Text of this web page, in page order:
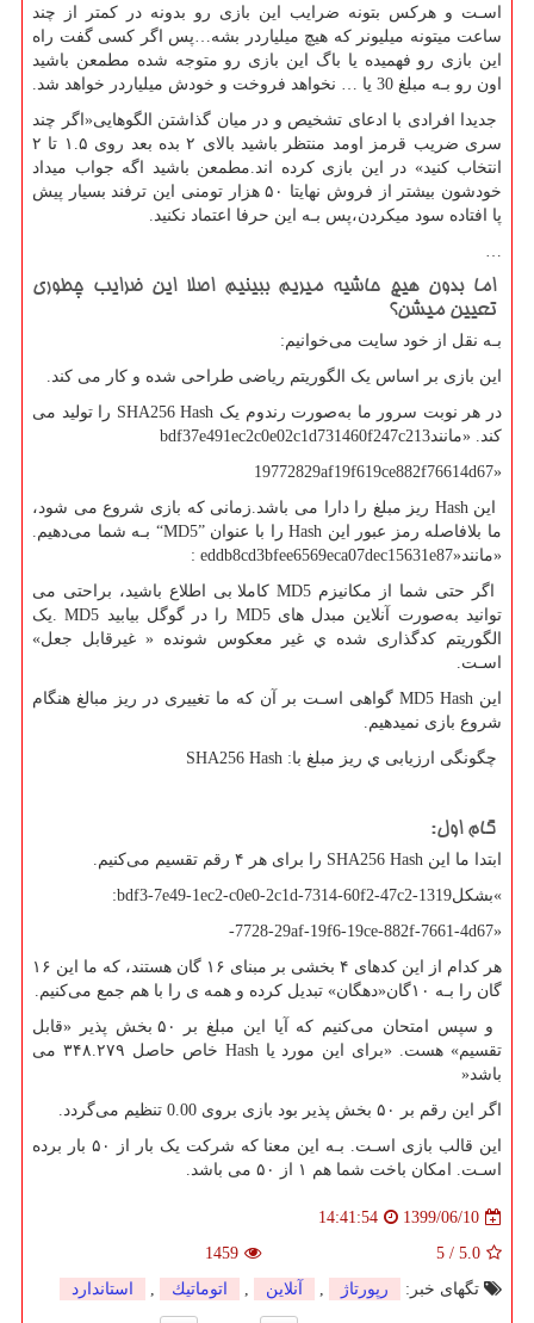
اسـت و هرکس بتونه ضرایب این بازی رو بدونه در کمتر از چند
ساعت میتونه میلیونر که هیچ میلیاردر بشه…پس اگر کسی گفت راه
این بازی رو فهمیده یا باگ این بازی رو متوجه شده مطمعن باشید
اون رو بـه مبلغ 30 یا … نخواهد فروخت و خودش میلیاردر خواهد شد.
جدیدا افرادی با ادعای تشخیص و در میان گذاشتن الگوهایی«اگر چند
سری ضریب قرمز اومد منتظر باشید بالای ۲ بده بعد روی ۱.۵ تا ۲
انتخاب کنید» در این بازی کرده اند.مطمعن باشید اگه جواب میداد
خودشون بیشتر از فروش نهایتا ۵۰ هزار تومنی این ترفند بسیار پیش
پا افتاده سود میکردن،پس بـه این حرفا اعتماد نکنید.
اما بدون هیچ حاشیه میریم ببینیم اصلا این ضرایب چطوری
تعیین میشن؟
بـه نقل از خود سایت می‌خوانیم:
این بازی بر اساس یک الگوریتم ریاضی طراحی شده و کار می کند.
در هر نوبت سرور ما به‌صورت رندوم یک SHA256 Hash را تولید می
کند. «مانندbdf37e491ec2c0e02c1d731460f247c213
19772829af19f619ce882f76614d67»
این Hash ریز مبلغ را دارا می باشد.زمانی که بازی شروع می شود،
ما بلافاصله رمز عبور این Hash را با عنوان “MD5” بـه شما می‌دهیم.
«مانند: eddb8cd3bfee6569eca07dec15631e87»
اگر حتی شما از مکانیزم MD5 کاملا بی اطلاع باشید، براحتی می
توانید به‌صورت آنلاین مبدل های‌ MD5 را در گوگل بیابید . MD5 یک
الگوریتم کدگذاری شده ي غیر معکوس شونده « غیرقابل جعل»
اسـت.
این MD5 Hash گواهی اسـت بر آن که ما تغییری در ریز مبالغ هنگام
شروع بازی نمیدهیم.
چگونگی ارزیابی ي ریز مبلغ باSHA256 Hash :
گام اول:
ابتدا ما این SHA256 Hash را برای هر ۴ رقم تقسیم می‌کنیم.
«بشکل:bdf3-7e49-1ec2-c0e0-2c1d-7314-60f2-47c2-1319
-7728-29af-19f6-19ce-882f-7661-4d67»
هر کدام از این کدهای ۴ بخشی بر مبنای ۱۶ گان هستند، که ما این ۱۶
گان را بـه ۱۰گان«دهگان» تبدیل کرده و همه ی را با هم جمع می‌کنیم.
و سپس امتحان می‌کنیم که آیا این مبلغ بر ۵۰ بخش پذیر «قابل
تقسیم» هست. «برای این مورد یا Hash
خاص حاصل ۳۴۸.۲۷۹ می
باشد»
اگر این رقم بر ۵۰ بخش پذیر بود بازی بروی 0.00 تنظیم می‌گردد.
این قالب بازی اسـت. بـه این معنا که شرکت یک بار از ۵۰ بار برده
اسـت. امکان باخت شما هم ۱ از ۵۰ می باشد.
1399/06/10
14:41:54
5.0
/
5
1459
تگهای خبر:
رپورتاژ , آنلاین , اتوماتیك , استاندارد